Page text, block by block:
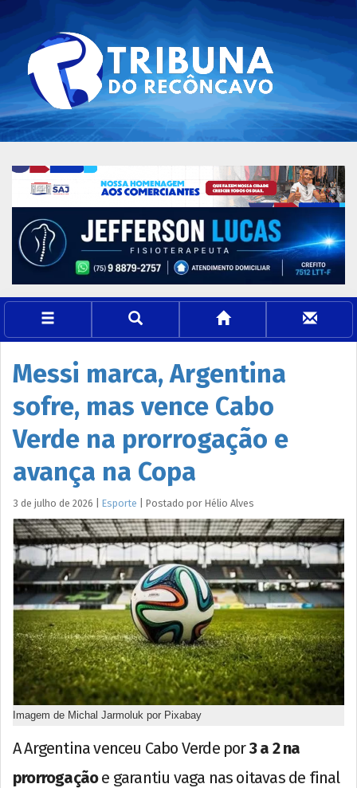
Messi marca, Argentina
sofre, mas vence Cabo
Verde na prorrogação e
avança na Copa
3 de julho de 2026 Esporte Postado por Hélio Alves
Imagem de Michal Jarmoluk por Pixabay
A Argentina venceu Cabo Verde por3 a 2 na
prorrogaçãoe garantiu vaga nas oitavas de final